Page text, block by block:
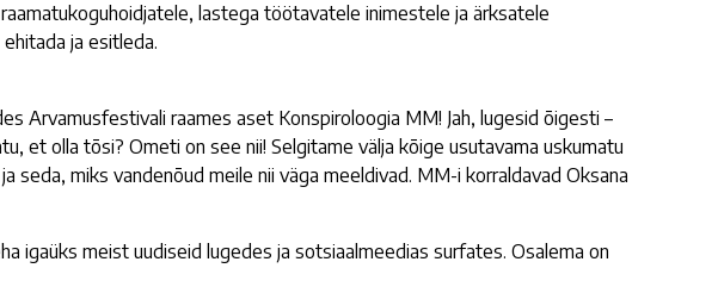
lastega töötavatele inimestele ja ärksatele
ja esitleda.
Arvamusfestivali raames aset Konspiroloogia MM! Jah, lugesid õigesti –
et olla tõsi? Ometi on see nii! Selgitame välja kõige usutavama uskumatu
miks vandenõud meile nii väga meeldivad. MM-i korraldavad Oksana
igaüks meist uudiseid lugedes ja sotsiaalmeedias surfates. Osalema on